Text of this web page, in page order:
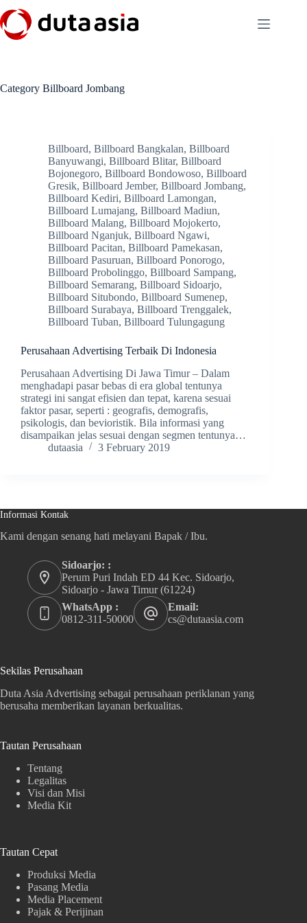
to
content
Category Billboard Jombang
Billboard, Billboard Bangkalan, Billboard
Banyuwangi, Billboard Blitar, Billboard
Bojonegoro, Billboard Bondowoso, Billboard
Gresik, Billboard Jember, Billboard Jombang,
Billboard Kediri, Billboard Lamongan,
Billboard Lumajang, Billboard Madiun,
Billboard Malang, Billboard Mojokerto,
Billboard Nganjuk, Billboard Ngawi,
Billboard Pacitan, Billboard Pamekasan,
Billboard Pasuruan, Billboard Ponorogo,
Billboard Probolinggo, Billboard Sampang,
Billboard Semarang, Billboard Sidoarjo,
Billboard Situbondo, Billboard Sumenep,
Billboard Surabaya, Billboard Trenggalek,
Billboard Tuban, Billboard Tulungagung
Perusahaan Advertising Terbaik Di Indonesia
Perusahaan Advertising Di Jawa Timur – Dalam
menghadapi pasar bebas di era global tentunya
strategi ini sangat efisien dan tepat, karena sesuai
faktor pasar, seperti : geografis, demografis,
psikologis, dan bevioristik. Bila informasi yang
disampaikan jelas sesuai dengan segmen tentunya…
dutaasia
3 February 2019
Informasi Kontak
Kami dengan senang hati melayani Bapak / Ibu.
Sidoarjo: :
Perum Puri Indah ED 44 Kec. Sidoarjo,
Sidoarjo - Jawa Timur (61224)
WhatsApp :
0812-311-50000
Email:
cs@dutaasia.com
Sekilas Perusahaan
Duta Asia Advertising sebagai perusahaan periklanan yang
berusaha memberikan layanan berkualitas.
Tautan Perusahaan
Tentang
Legalitas
Visi dan Misi
Media Kit
Tautan Cepat
Produksi Media
Pasang Media
Media Placement
Pajak & Perijinan